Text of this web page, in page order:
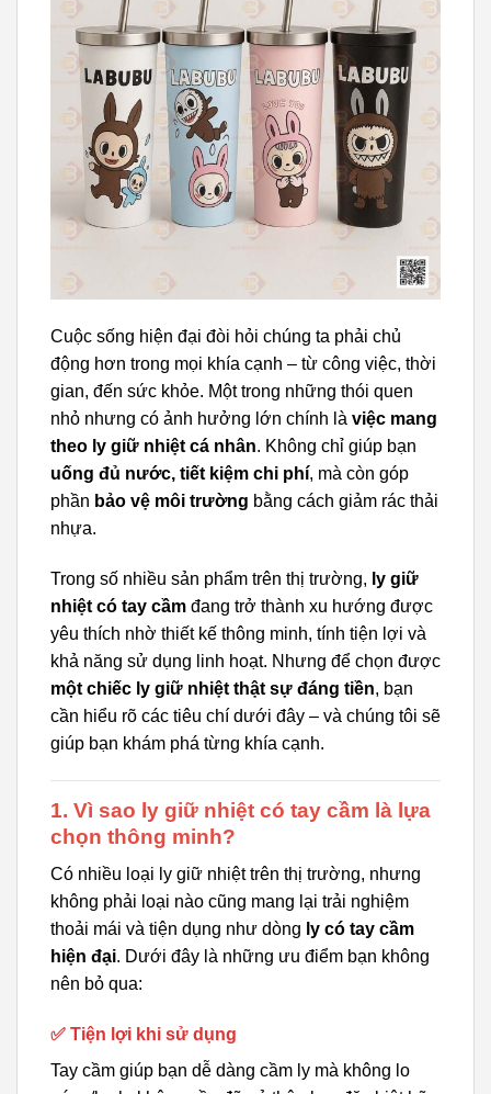
Cuộc sống hiện đại đòi hỏi chúng ta phải chủ
động hơn trong mọi khía cạnh – từ công việc, thời
gian, đến sức khỏe. Một trong những thói quen
nhỏ nhưng có ảnh hưởng lớn chính là việc mang
theo ly giữ nhiệt cá nhân. Không chỉ giúp bạn
uống đủ nước, tiết kiệm chi phí, mà còn góp
phần bảo vệ môi trường bằng cách giảm rác thải
nhựa.
Trong số nhiều sản phẩm trên thị trường, ly giữ
nhiệt có tay cầm đang trở thành xu hướng được
yêu thích nhờ thiết kế thông minh, tính tiện lợi và
khả năng sử dụng linh hoạt. Nhưng để chọn được
một chiếc ly giữ nhiệt thật sự đáng tiền, bạn
cần hiểu rõ các tiêu chí dưới đây – và chúng tôi sẽ
giúp bạn khám phá từng khía cạnh.
1. Vì sao ly giữ nhiệt có tay cầm là lựa
chọn thông minh?
Có nhiều loại ly giữ nhiệt trên thị trường, nhưng
không phải loại nào cũng mang lại trải nghiệm
thoải mái và tiện dụng như dòng ly có tay cầm
hiện đại. Dưới đây là những ưu điểm bạn không
nên bỏ qua:
✅ Tiện lợi khi sử dụng
Tay cầm giúp bạn dễ dàng cầm ly mà không lo